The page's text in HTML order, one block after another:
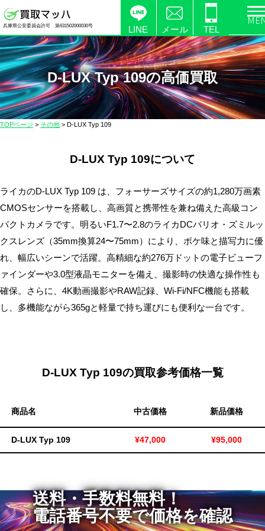
製
品
の
高
価
買
ら
取
マ
ッ
ハ】
料
無
料・
ス
振
兵庫県公安委員会許可 第631502000030号 LINE メール TEL
D-LUX Typ 109の高価買取
TOPページ > その他 > D-LUX Typ 109
D-LUX Typ 109について
ライカのD-LUX Typ 109 は、フォーサーズサイズの約1,280万画素
CMOSセンサーを搭載し、高画質と携帯性を兼ね備えた高級コン
パクトカメラです。明るいF1.7〜2.8のライカDCバリオ・ズミルッ
クスレンズ（35mm換算24〜75mm）により、ボケ味と描写力に優
れ、幅広いシーンで活躍。高精細な約276万ドットの電子ビューフ
ァインダーや3.0型液晶モニターを備え、撮影時の快適な操作性も
確保。さらに、4K動画撮影やRAW記録、Wi-Fi/NFC機能も搭載
し、多機能ながら365gと軽量で持ち運びにも便利な一台です。
D-LUX Typ 109の買取参考価格一覧
商品名 中古価格 新品価格
D-LUX Typ 109 ¥47,000 ¥95,000
送料・手数料無料！
電話番号不要で価格を確認